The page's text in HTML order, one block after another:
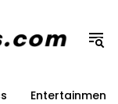
Entertainment